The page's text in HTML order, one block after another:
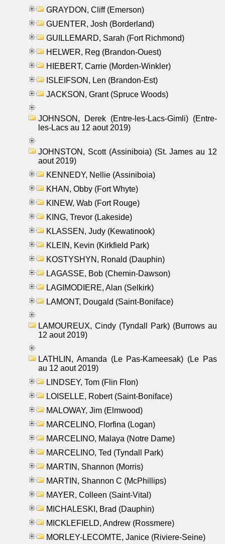
GRAYDON, Cliff (Emerson)
GUENTER, Josh (Borderland)
GUILLEMARD, Sarah (Fort Richmond)
HELWER, Reg (Brandon-Ouest)
HIEBERT, Carrie (Morden-Winkler)
ISLEIFSON, Len (Brandon-Est)
JACKSON, Grant (Spruce Woods)
JOHNSON, Derek (Entre-les-Lacs-Gimli) (Entre-
les-Lacs au 12 aout 2019)
JOHNSTON, Scott (Assiniboia) (St. James au 12
aout 2019)
KENNEDY, Nellie (Assiniboia)
KHAN, Obby (Fort Whyte)
KINEW, Wab (Fort Rouge)
KING, Trevor (Lakeside)
KLASSEN, Judy (Kewatinook)
KLEIN, Kevin (Kirkfield Park)
KOSTYSHYN, Ronald (Dauphin)
LAGASSE, Bob (Chemin-Dawson)
LAGIMODIERE, Alan (Selkirk)
LAMONT, Dougald (Saint-Boniface)
LAMOUREUX, Cindy (Tyndall Park) (Burrows au
12 aout 2019)
LATHLIN, Amanda (Le Pas-Kameesak) (Le Pas
au 12 aout 2019)
LINDSEY, Tom (Flin Flon)
LOISELLE, Robert (Saint-Boniface)
MALOWAY, Jim (Elmwood)
MARCELINO, Florfina (Logan)
MARCELINO, Malaya (Notre Dame)
MARCELINO, Ted (Tyndall Park)
MARTIN, Shannon (Morris)
MARTIN, Shannon C (McPhillips)
MAYER, Colleen (Saint-Vital)
MICHALESKI, Brad (Dauphin)
MICKLEFIELD, Andrew (Rossmere)
MORLEY-LECOMTE, Janice (Riviere-Seine)